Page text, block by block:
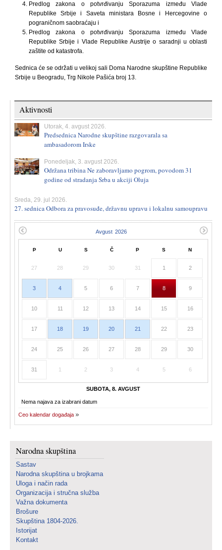
Predlog zakona o potvrđivanju Sporazuma između Vlade
Republike Srbije i Saveta ministara Bosne i Hercegovine o
pograničnom saobraćaju i
Predlog zakona o potvrđivanju Sporazuma između Vlade
Republike Srbije i Vlade Republike Austrije o saradnji u oblasti
zaštite od katastrofa.
Sednica će se održati u velikoj sali Doma Narodne skupštine Republike
Srbije u Beogradu, Trg Nikole Pašića broj 13.
Aktivnosti
Utorak, 4. avgust 2026.
Predsednica Narodne skupštine razgovarala sa
ambasadorom Irske
Ponedeljak, 3. avgust 2026.
Održana tribina Ne zaboravljamo pogrom, povodom 31
godine od stradanja Srba u akciji Oluja
Sreda, 29. jul 2026.
27. sednica Odbora za pravosuđe, državnu upravu i lokalnu samoupravu
P U S Č P S N
27 28 29 30 31 1 2
3 4 5 6 7 8 9
10 11 12 13 14 15 16
17 18 19 20 21 22 23
24 25 26 27 28 29 30
31 1 2 3 4 5 6
SUBOTA, 8. AVGUST
Nema najava za izabrani datum
Ceo kalendar događaja
Narodna skupština
Sastav
Narodna skupština u brojkama
Uloga i način rada
Organizacija i stručna služba
Važna dokumenta
Brošure
Skupština 1804-2026.
Istorijat
Kontakt